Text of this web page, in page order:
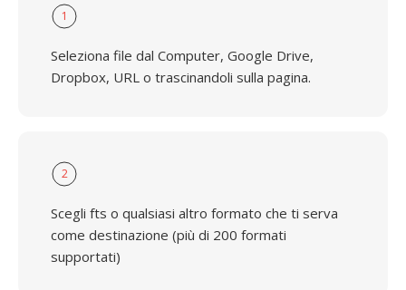
1
Seleziona file dal Computer, Google Drive,
Dropbox, URL o trascinandoli sulla pagina.
2
Scegli fts o qualsiasi altro formato che ti serva
come destinazione (più di 200 formati
supportati)